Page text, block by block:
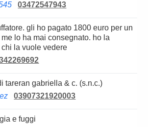
03472547943
lo ha mai consegnato. ho la
la vuole vedere
tareran gabriella & c. (s.n.c.)
03907321920003
e fuggi